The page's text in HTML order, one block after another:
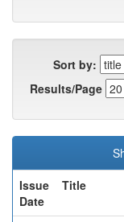
Sort by:
Results/Page
Issue
Date
Title